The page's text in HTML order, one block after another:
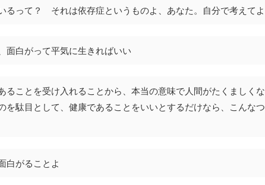
るって？ それは依存症というものよ、あなた。自分で考えてよ
面白がって平気に生きればいい
ることを受け入れることから、本当の意味で人間がたくましくな
を駄目として、健康であることをいいとするだけなら、こんなつ
白がることよ